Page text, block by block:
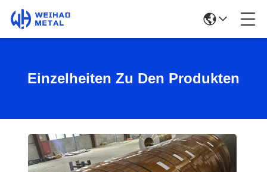
Einzelheiten Zu Den Produkten